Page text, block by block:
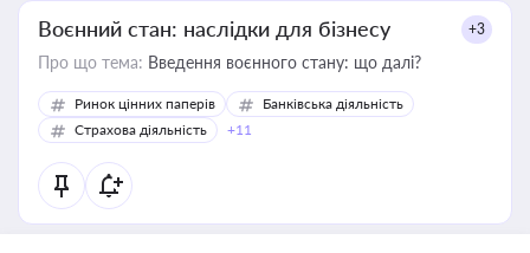
Воєнний стан: наслідки для бізнесу +3
Про що тема: Введення воєнного стану: що далі?
Ринок цінних паперів
Банківська діяльність
Страхова діяльність
+11